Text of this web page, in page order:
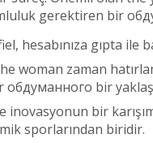
gerektiren bir
hesabınıza gıpta ile
woman zaman
bir
inovasyonun bir
sporlarından biridir.